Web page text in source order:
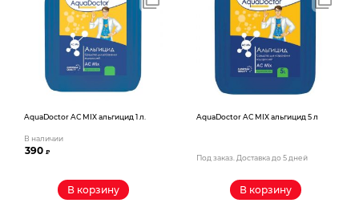
AquaDoctor AС MIX альгицид 1 л.
В наличии
390₽
В корзину
AquaDoctor AС MIX альгицид 5 л
Под заказ. Доставка до 5 дней
В корзину